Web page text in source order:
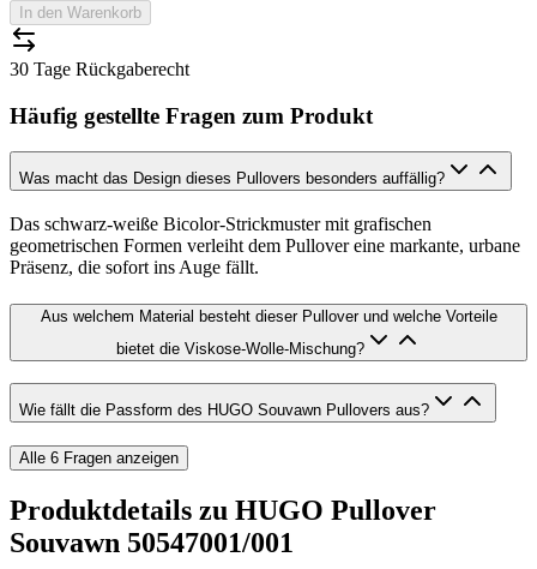
In den Warenkorb
30 Tage Rückgaberecht
Häufig gestellte Fragen zum Produkt
Was macht das Design dieses Pullovers besonders auffällig?
Das schwarz-weiße Bicolor-Strickmuster mit grafischen
geometrischen Formen verleiht dem Pullover eine markante, urbane
Präsenz, die sofort ins Auge fällt.
Aus welchem Material besteht dieser Pullover und welche Vorteile
bietet die Viskose-Wolle-Mischung?
Wie fällt die Passform des HUGO Souvawn Pullovers aus?
Alle 6 Fragen anzeigen
Produktdetails zu HUGO Pullover
Souvawn 50547001/001